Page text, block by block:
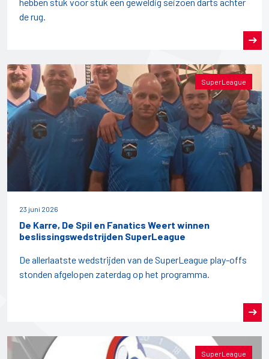
de rug.
SuperLeague
23 juni 2026
De Karre, De Spil en Fanatics Weert winnen
beslissingswedstrijden SuperLeague
De allerlaatste wedstrijden van de SuperLeague play-offs
stonden afgelopen zaterdag op het programma.
SuperLeague